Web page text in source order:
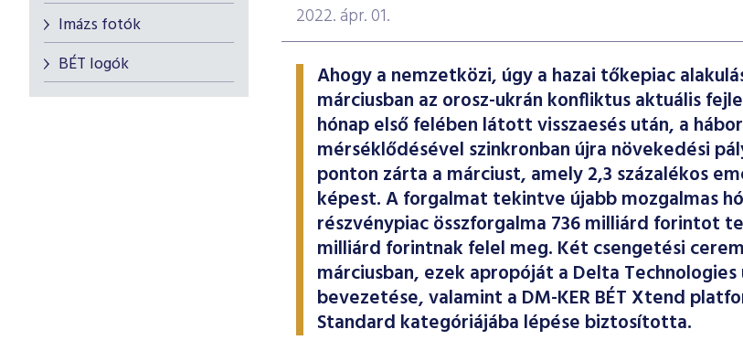
Imázs fotók
BÉT logók
2022. ápr. 01.
Ahogy a nemzetközi, úgy a hazai tőkepiac
márciusban az orosz-ukrán konfliktus aktuális
hónap első felében látott visszaesés után, a
mérséklődésével szinkronban újra növekedési
ponton zárta a márciust, amely 2,3 százalékos
képest. A forgalmat tekintve újabb mozgalmas
részvénypiac összforgalma 736 milliárd forintot
milliárd forintnak felel meg. Két csengetési
márciusban, ezek apropóját a Delta
bevezetése, valamint a DM-KER BÉT Xtend
Standard kategóriájába lépése biztosította.